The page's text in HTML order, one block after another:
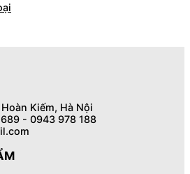
Kiếm, Hà Nội
- 0943 978 188